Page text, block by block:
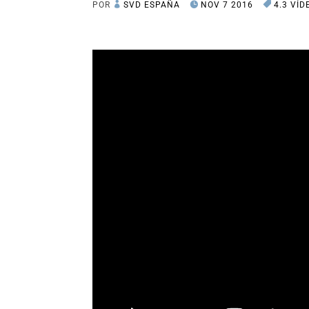
POR SVD ESPAÑA NOV 7 2016 4.3